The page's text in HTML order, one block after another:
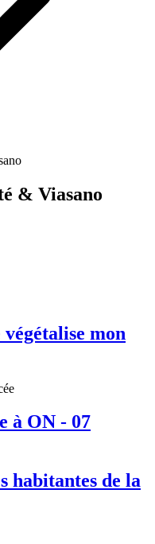
& Viasano
mon
à ON - 07
habitantes de la